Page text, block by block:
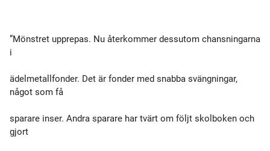
”Mönstret upprepas. Nu återkommer dessutom chansningarna
i
ädelmetallfonder. Det är fonder med snabba svängningar,
något som få
sparare inser. Andra sparare har tvärt om följt skolboken och
gjort